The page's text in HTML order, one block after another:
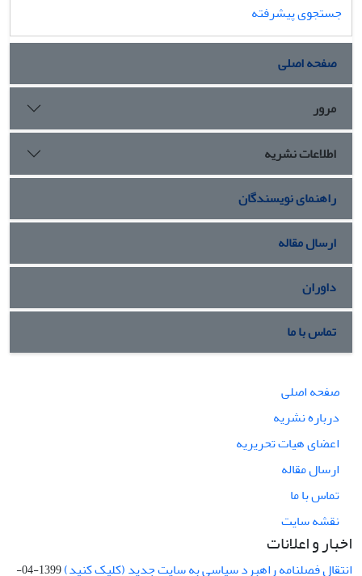
جستجوی پیشرفته
صفحه اصلی
مرور
اطلاعات نشریه
راهنمای نویسندگان
ارسال مقاله
داوران
تماس با ما
صفحه اصلی
درباره نشریه
اعضای هیات تحریریه
ارسال مقاله
تماس با ما
نقشه سایت
اخبار و اعلانات
انتقال فصلنامه راهبرد سیاسی به سایت جدید (کلیک کنید) 1399-04-